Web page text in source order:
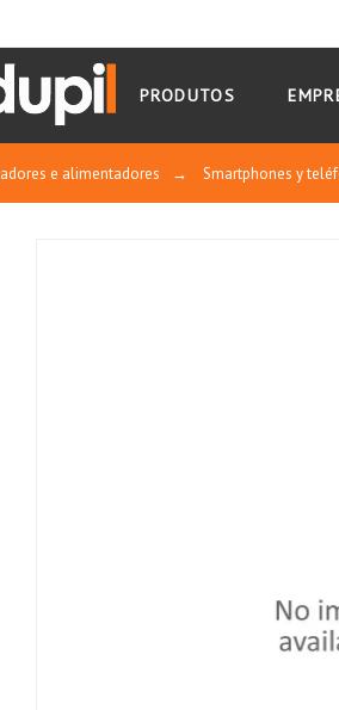
PRODUTOS
e alimentadores → Smartphones y